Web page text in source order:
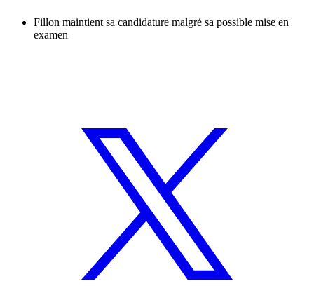
Fillon maintient sa candidature malgré sa possible mise en
examen